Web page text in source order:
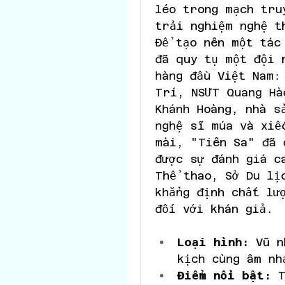
léo trong mạch
trải nghiệm nghệ
Để tạo nên một tác
đã quy tụ một đội
hàng đầu Việt
Trí, NSƯT Quang
Khánh Hoàng, nhà
nghệ sĩ múa và
mài, "Tiên Sa" đã
được sự đánh giá
Thể thao, Sở Du
khẳng định chất
đối với khán giả.
Loại hình:
Vũ
kịch cùng âm
Điểm nổi bật: